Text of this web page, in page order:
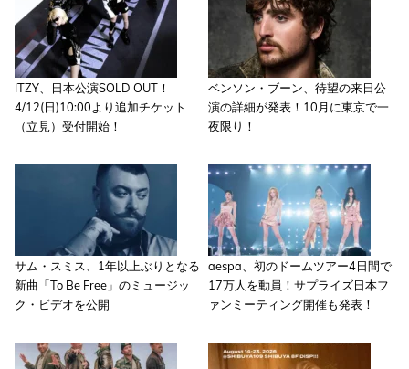
ITZY、日本公演SOLD OUT！
4/12(日)10:00より追加チケット
（立見）受付開始！
ベンソン・ブーン、待望の来日公
演の詳細が発表！10月に東京で一
夜限り！
サム・スミス、1年以上ぶりとなる
新曲「To Be Free」のミュージッ
ク・ビデオを公開
aespa、初のドームツアー4日間で
17万人を動員！サプライズ日本フ
ァンミーティング開催も発表！